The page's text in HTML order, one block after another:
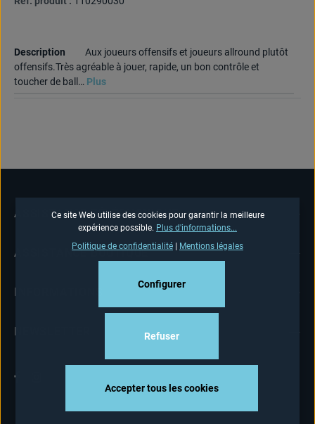
Description
Aux joueurs offensifs et joueurs allround plutôt
offensifs.Très agréable à jouer, rapide, un bon contrôle et
toucher de ball… Plus
ASSISTANCE TÉLÉPHONIQUE
ASSISTANCE BOUTIQUE
INFORMATIONS
NEWSLETTER
Ce site Web utilise des cookies pour garantir la meilleure
expérience possible. Plus d'informations...
Politique de confidentialité
Mentions légales
Refuser
Configurer
Accepter tous les cookies